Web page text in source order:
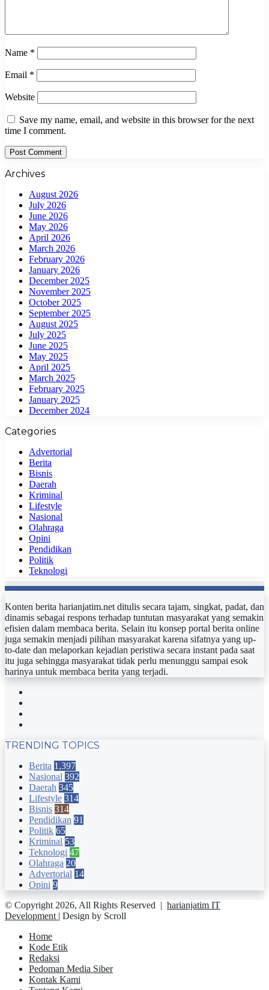
Name *
Email *
Website
Save my name, email, and website in this browser for the next
time I comment.
Archives
August 2026
July 2026
June 2026
May 2026
April 2026
March 2026
February 2026
January 2026
December 2025
November 2025
October 2025
September 2025
August 2025
July 2025
June 2025
May 2025
April 2025
March 2025
February 2025
January 2025
December 2024
Categories
Advertorial
Berita
Bisnis
Daerah
Kriminal
Lifestyle
Nasional
Olahraga
Opini
Pendidikan
Politik
Teknologi
Konten berita harianjatim.net ditulis secara tajam, singkat, padat, dan
dinamis sebagai respons terhadap tuntutan masyarakat yang semakin
efisien dalam membaca berita. Selain itu konsep portal berita online
juga semakin menjadi pilihan masyarakat karena sifatnya yang up-
to-date dan melaporkan kejadian peristiwa secara instant pada saat
itu juga sehingga masyarakat tidak perlu menunggu sampai esok
harinya untuk membaca berita yang terjadi.
TRENDING TOPICS
Berita 1,397
Nasional 392
Daerah 345
Lifestyle 314
Bisnis 314
Pendidikan 91
Politik 65
Kriminal 53
Teknologi 47
Olahraga 20
Advertorial 14
Opini 9
© Copyright 2026, All Rights Reserved | harianjatim IT
Development | Design by Scroll
Home
Kode Etik
Redaksi
Pedoman Media Siber
Kontak Kami